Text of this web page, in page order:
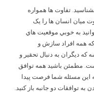
تفاوت ­ها همواره
ميان انسان ها را يک
به خوبي موقعيت­ هاي
که همه افراد سازش و
که ديگران به دنبال تحقير و
مطمئن باشيد همه توافق
اين مسئله شما فرصت پيدا
توافقات دو جانبه باز کنيد.